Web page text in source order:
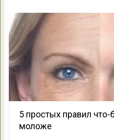
5 простых правил
моложе